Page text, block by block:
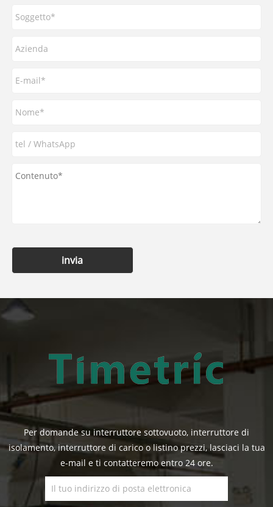
invia
Per domande su interruttore sottovuoto, interruttore di
isolamento, interruttore di carico o listino prezzi, lasciaci la tua
e-mail e ti contatteremo entro 24 ore.